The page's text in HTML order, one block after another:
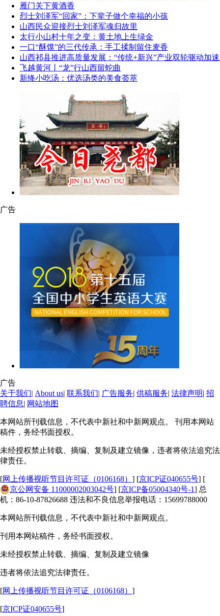
雁门关下黄酒香
烈士刘泽军“回家”：下辈子做个幸福的小孩
山西民众迎接烈士刘泽军魂归故里
太行小山村十年之变：黄土地上生绿金
一口“酥馍”的三代传承：手工揉制留住麦香
山西祁县推进高质量发展：“传统+新兴”产业双轮驱动加
飞越黄河丨“龙”行山西留蛇曲
新绛小吃汤：优选汤类的美食荟萃
广告
广告
关于我们| About us| 联系我们| 广告服务| 供稿服务| 法律声明| 招
聘信息| 网站地图
本网站所刊载信息，不代表中新社和中新网观点。 刊用本网站
稿件，务经书面授权。
未经授权禁止转载、摘编、复制及建立镜像，违者将依法追究法
律责任。
[网上传播视听节目许可证（0106168） ] [京ICP证040655号] [
京公网安备 11000002003042号] [京ICP备05004340号-1] 总
机：86-10-87826688 违法和不良信息举报电话：15699788000
本网站所刊载信息，不代表中新社和中新网观点。
刊用本网站稿件，务经书面授权。
未经授权禁止转载、摘编、复制及建立镜像
违者将依法追究法律责任。
[网上传播视听节目许可证（0106168） ]
[京ICP证040655号]